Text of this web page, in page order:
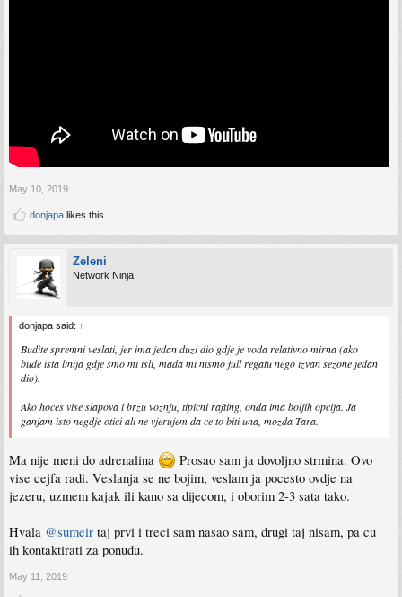
May 10, 2019
donjapa likes this.
Zeleni
Network Ninja
donjapa said: ↑
Budite spremni veslati, jer ima jedan duzi dio gdje je voda relativno mirna (ako
bude ista linija gdje smo mi isli, mada mi nismo full regatu nego izvan sezone jedan
dio).
Ako hoces vise slapova i brzu voznju, tipicni rafting, onda ima boljih opcija. Ja
ganjam isto negdje otici ali ne vjerujem da ce to biti una, mozda Tara.
Ma nije meni do adrenalina
Prosao sam ja dovoljno strmina. Ovo
vise cejfa radi. Veslanja se ne bojim, veslam ja pocesto ovdje na
jezeru, uzmem kajak ili kano sa dijecom, i oborim 2-3 sata tako.
Hvala @sumeir taj prvi i treci sam nasao sam, drugi taj nisam, pa cu
ih kontaktirati za ponudu.
May 11, 2019